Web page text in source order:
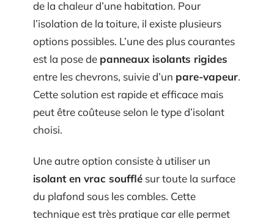
de la chaleur d’une habitation. Pour
l’isolation de la toiture, il existe plusieurs
options possibles. L’une des plus courantes
est la pose de panneaux isolants rigides
entre les chevrons, suivie d’un pare-vapeur.
Cette solution est rapide et efficace mais
peut être coûteuse selon le type d’isolant
choisi.
Une autre option consiste à utiliser un
isolant en vrac soufflé sur toute la surface
du plafond sous les combles. Cette
technique est très pratique car elle permet